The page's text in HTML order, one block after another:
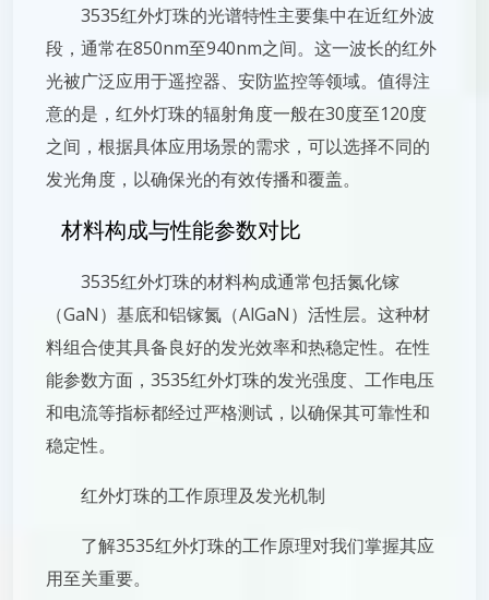
3535红外灯珠的光谱特性主要集中在近红外波
段，通常在850nm至940nm之间。这一波长的红外
光被广泛应用于遥控器、安防监控等领域。值得注
意的是，红外灯珠的辐射角度一般在30度至120度
之间，根据具体应用场景的需求，可以选择不同的
发光角度，以确保光的有效传播和覆盖。
材料构成与性能参数对比
3535红外灯珠的材料构成通常包括氮化镓
（GaN）基底和铝镓氮（AlGaN）活性层。这种材
料组合使其具备良好的发光效率和热稳定性。在性
能参数方面，3535红外灯珠的发光强度、工作电压
和电流等指标都经过严格测试，以确保其可靠性和
稳定性。
红外灯珠的工作原理及发光机制
了解3535红外灯珠的工作原理对我们掌握其应
用至关重要。